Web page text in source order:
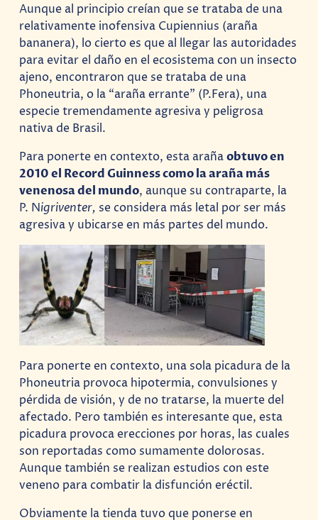
Aunque al principio creían que se trataba de una
relativamente inofensiva Cupiennius (araña
bananera), lo cierto es que al llegar las autoridades
para evitar el daño en el ecosistema con un insecto
ajeno, encontraron que se trataba de una
Phoneutria, o la “araña errante” (P.Fera), una
especie tremendamente agresiva y peligrosa
nativa de Brasil.
Para ponerte en contexto, esta arañaobtuvo en
2010 el Record Guinness como la araña más
venenosa del mundo, aunque su contraparte, la
P. Nigriventer, se considera más letal por ser más
agresiva y ubicarse en más partes del mundo.
Para ponerte en contexto, una sola picadura de la
Phoneutria provoca hipotermia, convulsiones y
pérdida de visión, y de no tratarse, la muerte del
afectado. Pero también es interesante que, esta
picadura provoca erecciones por horas, las cuales
son reportadas como sumamente dolorosas.
Aunque también se realizan estudios con este
veneno para combatir la disfunción eréctil.
Obviamente la tienda tuvo que ponerse en